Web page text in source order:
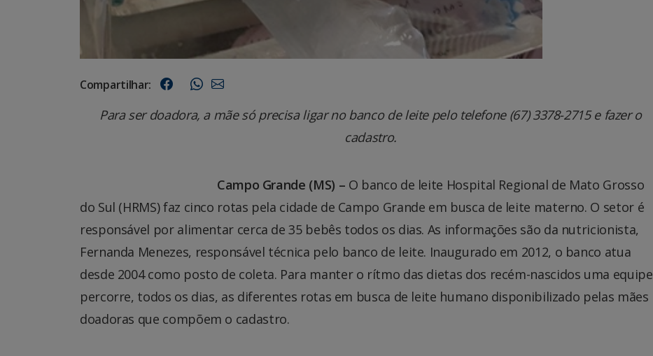
Compartilhar:
Para ser doadora, a mãe só precisa ligar no banco de leite pelo telefone (67) 3378-2715 e fazer o
cadastro.
Campo Grande (MS) – O banco de leite Hospital Regional de Mato Grosso
do Sul (HRMS) faz cinco rotas pela cidade de Campo Grande em busca de leite materno. O setor é
responsável por alimentar cerca de 35 bebês todos os dias. As informações são da nutricionista,
Fernanda Menezes, responsável técnica pelo banco de leite. Inaugurado em 2012, o banco atua
desde 2004 como posto de coleta. Para manter o rítmo das dietas dos recém-nascidos uma equipe
percorre, todos os dias, as diferentes rotas em busca de leite humano disponibilizado pelas mães
doadoras que compõem o cadastro.